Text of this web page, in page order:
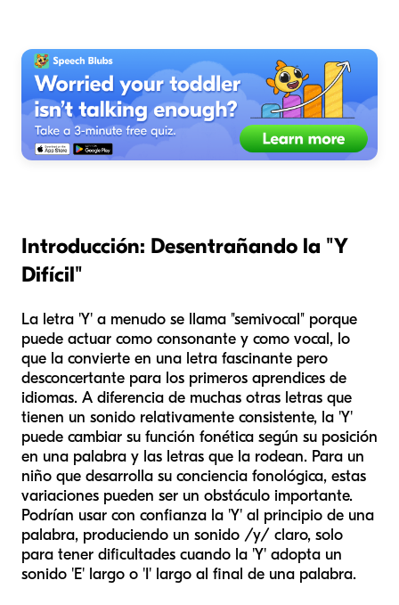
Introducción: Desentrañando la "Y
Difícil"
La letra 'Y' a menudo se llama "semivocal" porque
puede actuar como consonante y como vocal, lo
que la convierte en una letra fascinante pero
desconcertante para los primeros aprendices de
idiomas. A diferencia de muchas otras letras que
tienen un sonido relativamente consistente, la 'Y'
puede cambiar su función fonética según su posición
en una palabra y las letras que la rodean. Para un
niño que desarrolla su conciencia fonológica, estas
variaciones pueden ser un obstáculo importante.
Podrían usar con confianza la 'Y' al principio de una
palabra, produciendo un sonido /y/ claro, solo
para tener dificultades cuando la 'Y' adopta un
sonido 'E' largo o 'I' largo al final de una palabra.